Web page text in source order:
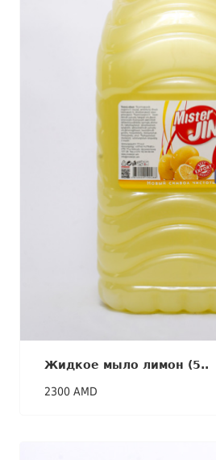
Жидкое мыло лимон (5..
2300 AMD